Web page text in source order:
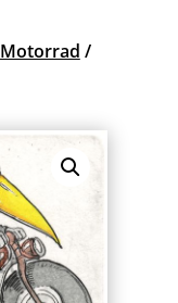
Motorrad /